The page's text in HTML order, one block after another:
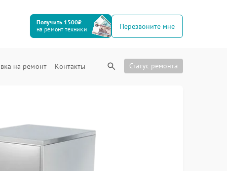
Получить 1500₽
на ремонт техники
Перезвоните мне
на ремонт Контакты Статус ремонта